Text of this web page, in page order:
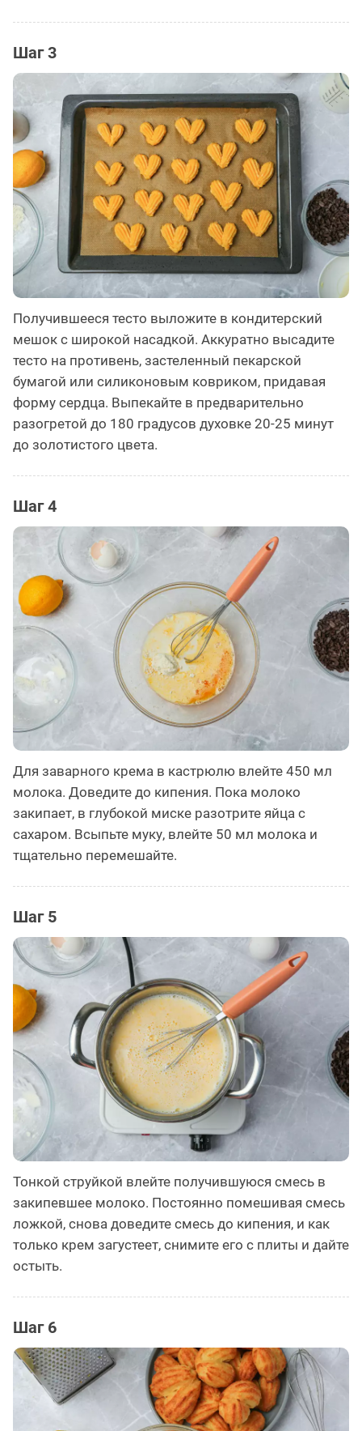
Шаг 3
Получившееся тесто выложите в кондитерский
мешок с широкой насадкой. Аккуратно высадите
тесто на противень, застеленный пекарской
бумагой или силиконовым ковриком, придавая
форму сердца. Выпекайте в предварительно
разогретой до 180 градусов духовке 20-25 минут
до золотистого цвета.
Шаг 4
Для заварного крема в кастрюлю влейте 450 мл
молока. Доведите до кипения. Пока молоко
закипает, в глубокой миске разотрите яйца с
сахаром. Всыпьте муку, влейте 50 мл молока и
тщательно перемешайте.
Шаг 5
Тонкой струйкой влейте получившуюся смесь в
закипевшее молоко. Постоянно помешивая смесь
ложкой, снова доведите смесь до кипения, и как
только крем загустеет, снимите его с плиты и дайте
остыть.
Шаг 6